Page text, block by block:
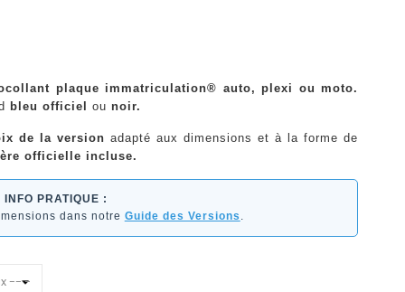
plaque immatriculation® auto, plexi ou moto.
bleu officiel ou noir.
de la version adapté aux dimensions et à la forme de
officielle incluse.
INFO PRATIQUE :
dans notre Guide des Versions